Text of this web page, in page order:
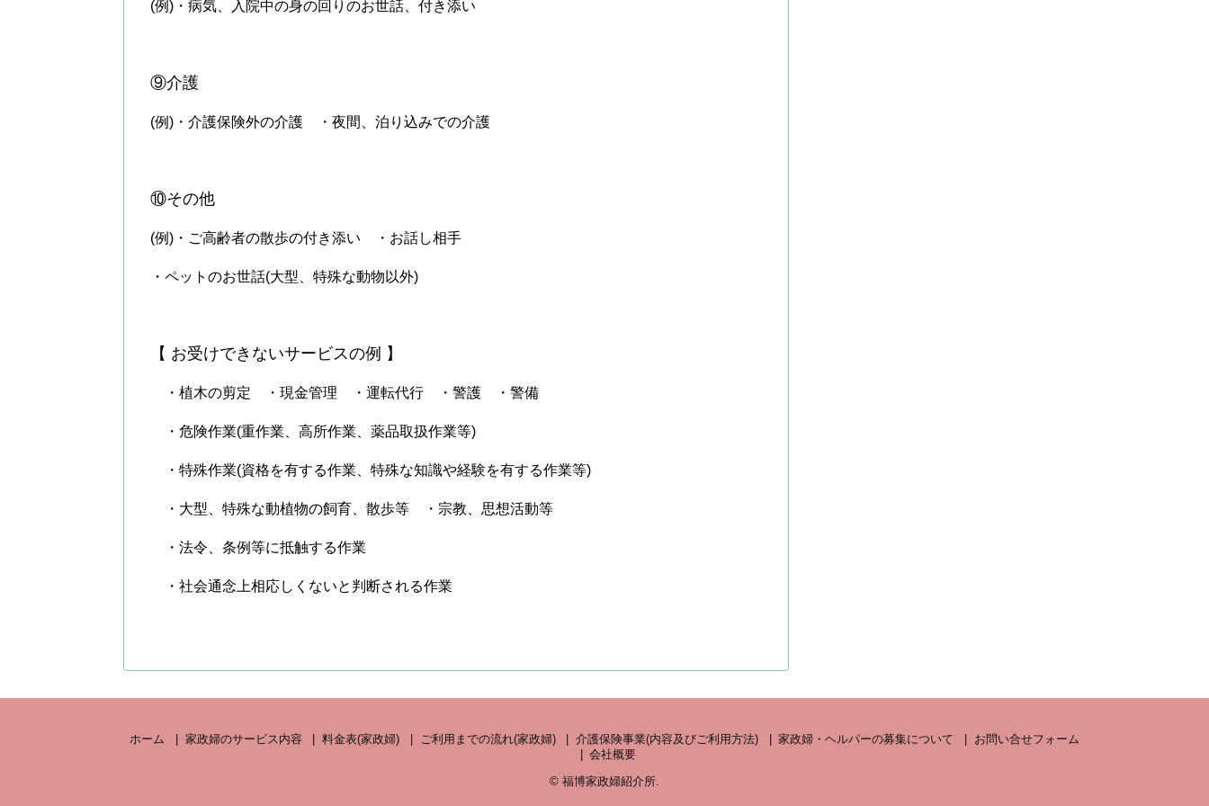
(例)・病気、入院中の身の回りのお世話、付き添い
⑨介護
(例)・介護保険外の介護 ・夜間、泊り込みでの介護
⑩その他
(例)・ご高齢者の散歩の付き添い ・お話し相手
・ペットのお世話(大型、特殊な動物以外)
【 お受けできないサービスの例 】
・植木の剪定 ・現金管理 ・運転代行 ・警護 ・警備
・危険作業(重作業、高所作業、薬品取扱作業等)
・特殊作業(資格を有する作業、特殊な知識や経験を有する作業等)
・大型、特殊な動植物の飼育、散歩等 ・宗教、思想活動等
・法令、条例等に抵触する作業
・社会通念上相応しくないと判断される作業
ホーム 家政婦のサービス内容 料金表(家政婦) ご利用までの流れ(家政婦) 介護保険事業(内容及びご利用方法) 家政婦・ヘルパーの募集について
お問い合せフォーム
会社概要
© 福博家政婦紹介所